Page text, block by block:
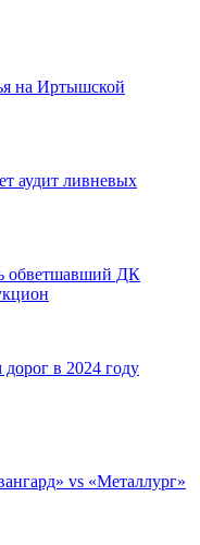
на Иртышской
аудит ливневых
обветшавший ДК
в 2024 году
vs «Металлург»